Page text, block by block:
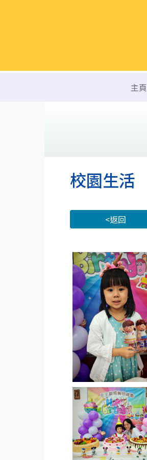
主頁
校園生活
<返回